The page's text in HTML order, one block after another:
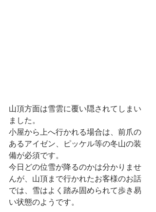
山頂方面は雪雲に覆い隠されてしまい
ました。
小屋から上へ行かれる場合は、前爪の
あるアイゼン、ピッケル等の冬山の装
備が必須です。
今日どの位雪が降るのかは分かりませ
んが、山頂まで行かれたお客様のお話
では、雪はよく踏み固められて歩き易
い状態のようです。